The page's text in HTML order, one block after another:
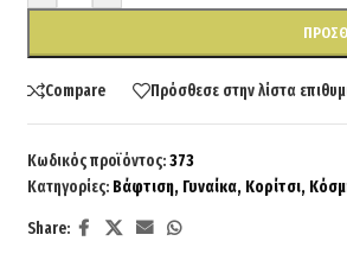
Compare Πρόσθεσε στην λίστα
Κωδικός προϊόντος:373
Κατηγορίες: Βάφτιση, Γυναίκα, Κορίτσι,
Share: